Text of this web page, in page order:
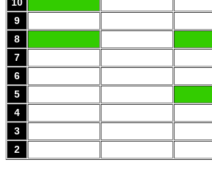
9
8
7
6
5
4
3
2